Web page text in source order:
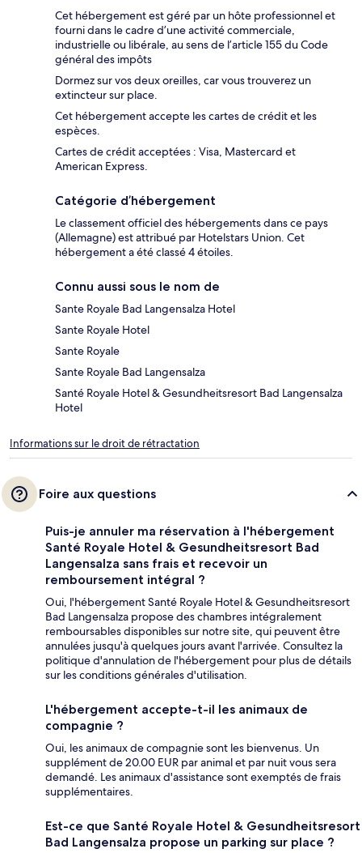
Cet hébergement est géré par un hôte professionnel et
fourni dans le cadre d’une activité commerciale,
industrielle ou libérale, au sens de l’article 155 du Code
général des impôts
Dormez sur vos deux oreilles, car vous trouverez un
extincteur sur place.
Cet hébergement accepte les cartes de crédit et les
espèces.
Cartes de crédit acceptées : Visa, Mastercard et
American Express.
Catégorie d’hébergement
Le classement officiel des hébergements dans ce pays
(Allemagne) est attribué par Hotelstars Union. Cet
hébergement a été classé 4 étoiles.
Connu aussi sous le nom de
Sante Royale Bad Langensalza Hotel
Sante Royale Hotel
Sante Royale
Sante Royale Bad Langensalza
Santé Royale Hotel & Gesundheitsresort Bad Langensalza
Hotel
Informations sur le droit de rétractation
Foire aux questions
Puis-je annuler ma réservation à l'hébergement
Santé Royale Hotel & Gesundheitsresort Bad
Langensalza sans frais et recevoir un
remboursement intégral ?
Oui, l'hébergement Santé Royale Hotel & Gesundheitsresort
Bad Langensalza propose des chambres intégralement
remboursables disponibles sur notre site, qui peuvent être
annulées jusqu'à quelques jours avant l'arrivée. Consultez la
politique d'annulation de l'hébergement pour plus de détails
sur les conditions générales d'utilisation.
L'hébergement accepte-t-il les animaux de
compagnie ?
Oui, les animaux de compagnie sont les bienvenus. Un
supplément de 20.00 EUR par animal et par nuit vous sera
demandé. Les animaux d'assistance sont exemptés de frais
supplémentaires.
Est-ce que Santé Royale Hotel & Gesundheitsresort
Bad Langensalza propose un parking sur place ?